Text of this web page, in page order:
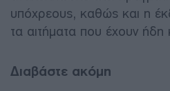
υπόχρεους, καθώς και η
τα αιτήματα που έχουν ήδη
Διαβάστε ακόμη